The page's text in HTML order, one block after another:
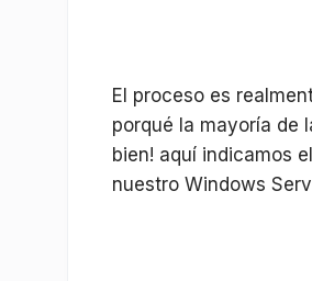
El proceso es
porqué la mayoría de
bien! aquí indicamos
nuestro Windows